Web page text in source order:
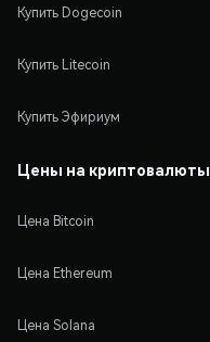
Купить Dogecoin
Купить Litecoin
Купить Эфириум
Цены на криптовалюты
Цена Bitcoin
Цена Ethereum
Цена Solana